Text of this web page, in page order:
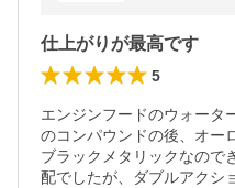
仕上がりが最高です
5
エンジンフードのウォータ
のコンパウンドの後、オー
ブラックメタリックなので
配でしたが、ダブルアクシ